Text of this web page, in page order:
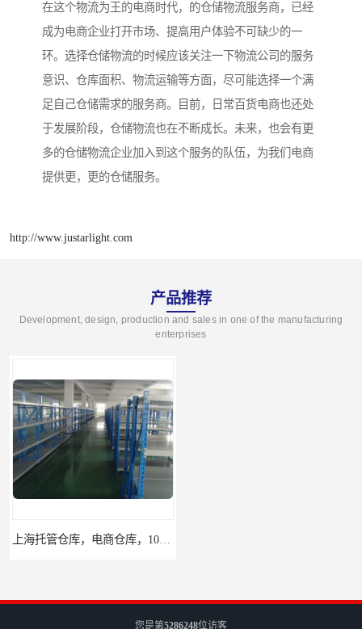
在这个物流为王的电商时代，的仓储物流服务商，已经
成为电商企业打开市场、提高用户体验不可缺少的一
环。选择仓储物流的时候应该关注一下物流公司的服务
意识、仓库面积、物流运输等方面，尽可能选择一个满
足自己仓储需求的服务商。目前，日常百货电商也还处
于发展阶段，仓储物流也在不断成长。未来，也会有更
多的仓储物流企业加入到这个服务的队伍，为我们电商
提供更，更的仓储服务。
http://www.justarlight.com
产品推荐
Development, design, production and sales in one of the manufacturing
enterprises
您是第5286248位访客